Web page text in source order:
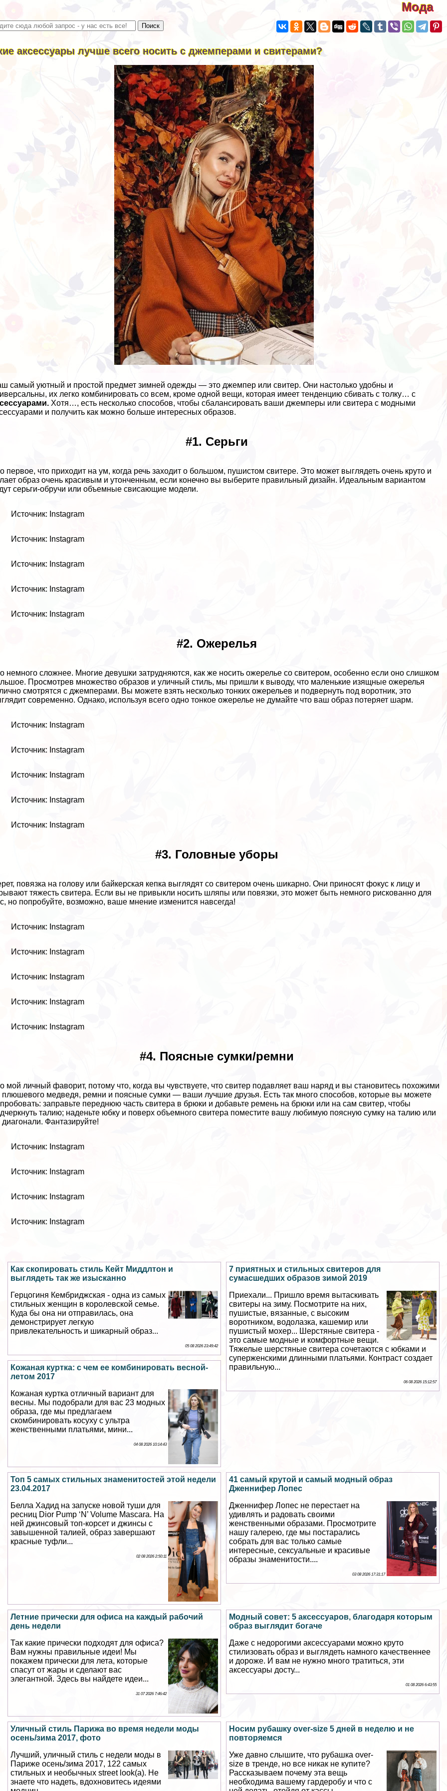
Мода
аксессуары лучше всего носить с джемперами и свитерами?
самый уютный и простой предмет зимней одежды — это джемпер или свитер. Они настолько удобны и
их легко комбинировать со всем, кроме одной вещи, которая имеет тенденцию сбивать с толку… с
Хотя…, есть несколько способов, чтобы сбалансировать ваши джемперы или свитера с модными
и получить как можно больше интересных образов.
#1. Серьги
первое, что приходит на ум, когда речь заходит о большом, пушистом свитере. Это может выглядеть очень круто и
образ очень красивым и утонченным, если конечно вы выберите правильный дизайн. Идеальным вариантом
серьги-обручи или объемные свисающие модели.
Источник: Instagram
Источник: Instagram
Источник: Instagram
Источник: Instagram
Источник: Instagram
#2. Ожерелья
немного сложнее. Многие дeвyшки затрудняются, как же носить ожерелье со свитером, особенно если оно слишком
Просмотрев множество образов и уличный стиль, мы пришли к выводу, что маленькие изящные ожерелья
смотрятся с джемперами. Вы можете взять несколько тонких ожерельев и подвернуть под воротник, это
современно. Однако, используя всего одно тонкое ожерелье не думайте что ваш образ потеряет шарм.
Источник: Instagram
Источник: Instagram
Источник: Instagram
Источник: Instagram
Источник: Instagram
#3. Головные уборы
повязка на голову или байкерская кепка выглядят со свитером очень шикарно. Они приносят фокус к лицу и
тяжесть свитера. Если вы не привыкли носить шляпы или повязки, это может быть немного рискованно для
но попробуйте, возможно, ваше мнение изменится навсегда!
Источник: Instagram
Источник: Instagram
Источник: Instagram
Источник: Instagram
Источник: Instagram
#4. Поясные сумки/ремни
мой личный фаворит, потому что, когда вы чувствуете, что свитер подавляет ваш наряд и вы становитесь похожими
плюшевого медведя, ремни и поясные сумки — ваши лучшие друзья. Есть так много способов, которые вы можете
заправьте переднюю часть свитера в брюки и добавьте ремень на брюки или на сам свитер, чтобы
талию; наденьте юбку и поверх объемного свитера поместите вашу любимую поясную сумку на талию или
диагонали. Фантазируйте!
Источник: Instagram
Источник: Instagram
Источник: Instagram
Источник: Instagram
7 приятных и стильных свитеров для
cyмacшедших образов зимой 2019
Приехали... Пришло время вытаскивать
свитеры на зиму. Посмотрите на них,
пушистые, вязанные, с высоким
воротником, водолазка, кашемир или
пушистый мохер... Шерстяные свитера -
это самые модные и комфортные вещи.
Тяжелые шерстяные свитера сочетаются с юбками и
суперженскими длинными платьями. Контраст создает
правильную...
06 08 2026 15:12:57
Как скопировать стиль Кейт Миддлтон и
выглядеть так же изысканно
Герцогиня Кембриджская - одна из самых
стильных женщин в королевской семье.
Куда бы она ни отправилась, она
демонстрирует легкую
привлекательность и шикарный образ...
05 08 2026 23:49:42
Кожаная куртка: с чем ее комбинировать весной-
летом 2017
Кожаная куртка отличный вариант для
весны. Мы подобрали для вас 23 модных
образа, где мы предлагаем
скомбинировать косуху с ультра
женственными платьями, мини...
04 08 2026 10:14:43
41 самый крутой и самый модный образ
Дженнифер Лопес
Дженнифер Лопес не перестает на
удивлять и радовать своими
женственными образами. Просмотрите
нашу галерею, где мы постарались
собрать для вас только самые
интересные, ceкcуальные и красивые
образы знаменитости....
03 08 2026 17:31:17
Топ 5 самых стильных знаменитостей этой недели
23.04.2017
Белла Хадид на запуске новой туши для
ресниц Dior Pump ‘N’ Volume Mascara. На
ней джинсовый топ-корсет и джинсы с
завышенной талией, образ завершают
красные туфли...
02 08 2026 2:50:11
Модный совет: 5 аксессуаров, благодаря которым
образ выглядит богаче
Даже с недорогими аксессуарами можно круто
стилизовать образ и выглядеть намного качественнее
и дороже. И вам не нужно много тратиться, эти
аксессуары досту...
01 08 2026 6:43:55
Летние прически для офиса на каждый рабочий
день недели
Так какие прически подходят для офиса?
Вам нужны правильные идеи! Мы
покажем прически для лета, которые
спасут от жары и сделают вас
элегантной. Здесь вы найдете идеи...
31 07 2026 7:46:42
Носим рубашку over-size 5 дней в неделю и не
повторяемся
Уже давно слышите, что рубашка over-
size в тренде, но все никак не купите?
Рассказываем почему эта вещь
необходима вашему гардеробу и что с
Уличный стиль Парижа во время недели моды
осень/зима 2017, фото
Лучший, уличный стиль с недели моды в
Париже осень/зима 2017, 122 самых
стильных и необычных street look(а). Не
знаете что надеть, вдохновитесь идеями